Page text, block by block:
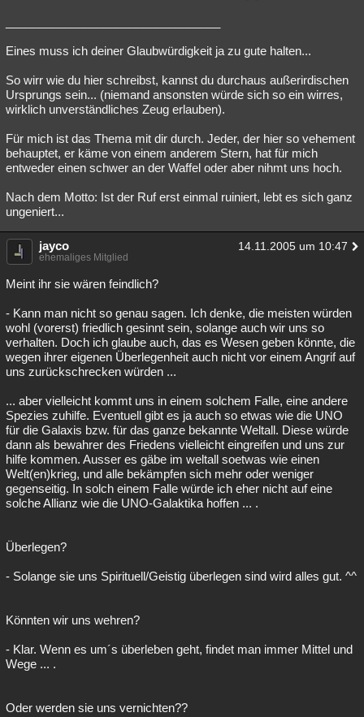
Eines muss ich deiner Glaubwürdigkeit ja zu gute halten...
So wirr wie du hier schreibst, kannst du durchaus außerirdischen
Ursprungs sein... (niemand ansonsten würde sich so ein wirres,
wirklich unverständliches Zeug erlauben).
Für mich ist das Thema mit dir durch. Jeder, der hier so vehement
behauptet, er käme von einem anderem Stern, hat für mich
entweder einen schwer an der Waffel oder aber nihmt uns hoch.
Nach dem Motto: Ist der Ruf erst einmal ruiniert, lebt es sich ganz
ungeniert...
jayco 14.11.2005 um 10:47
ehemaliges Mitglied
Meint ihr sie wären feindlich?
- Kann man nicht so genau sagen. Ich denke, die meisten würden
wohl (vorerst) friedlich gesinnt sein, solange auch wir uns so
verhalten. Doch ich glaube auch, das es Wesen geben könnte, die
wegen ihrer eigenen Überlegenheit auch nicht vor einem Angrif auf
uns zurückschrecken würden ...
... aber vielleicht kommt uns in einem solchem Falle, eine andere
Spezies zuhilfe. Eventuell gibt es ja auch so etwas wie die UNO
für die Galaxis bzw. für das ganze bekannte Weltall. Diese würde
dann als bewahrer des Friedens vielleicht eingreifen und uns zur
hilfe kommen. Ausser es gäbe im weltall soetwas wie einen
Welt(en)krieg, und alle bekämpfen sich mehr oder weniger
gegenseitig. In solch einem Falle würde ich eher nicht auf eine
solche Allianz wie die UNO-Galaktika hoffen ... .
Überlegen?
- Solange sie uns Spirituell/Geistig überlegen sind wird alles gut. ^^
Könnten wir uns wehren?
- Klar. Wenn es um´s überleben geht, findet man immer Mittel und
Wege ... .
Oder werden sie uns vernichten??